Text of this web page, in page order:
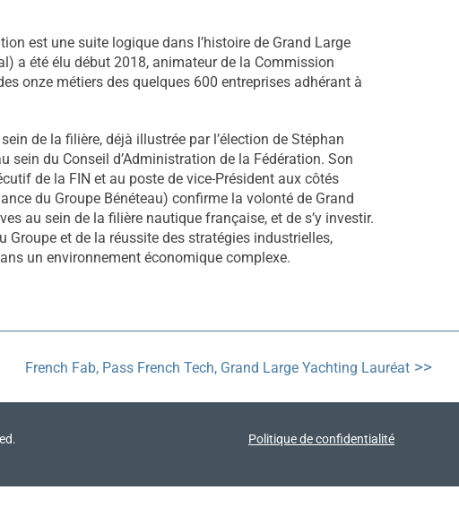
est une suite logique dans l’histoire de Grand Large
a été élu début 2018, animateur de la Commission
onze métiers des quelques 600 entreprises adhérant à
de la filière, déjà illustrée par l’élection de Stéphan
du Conseil d’Administration de la Fédération. Son
de la FIN et au poste de vice-Président aux côtés
du Groupe Bénéteau) confirme la volonté de Grand
au sein de la filière nautique française, et de s’y investir.
Groupe et de la réussite des stratégies industrielles,
un environnement économique complexe.
French Fab, Pass French Tech, Grand Large Yachting Lauréat
Politique de confidentialité